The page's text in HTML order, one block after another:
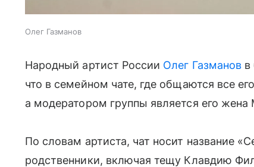
Олег Газманов
Народный артист России Олег Газмановв
что в семейном чате, где общаются все
а модератором группы является его жена
По словам артиста, чат носит название
родственники, включая тещу Клавдию